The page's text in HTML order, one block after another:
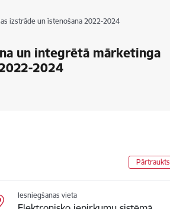
izstrāde un īstenošana 2022-2024
un integrētā mārketinga
2024
Pārtraukts
Iesniegšanas vieta